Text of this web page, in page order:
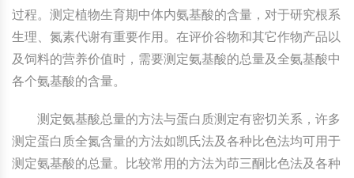
学习力教育基础知识
学习力教育专家余建祥专题
学习力教育基础知识
学习力教育专家余建祥专题
过程。测定植物生育期中体内氨基酸的含量，对于研究根系
生理、氮素代谢有重要作用。在评价谷物和其它作物产品以
及饲料的营养价值时，需要测定氨基酸的总量及全氨基酸中
各个氨基酸的含量。
测定氨基酸总量的方法与蛋白质测定有密切关系，许多
测定蛋白质全氮含量的方法如凯氏法及各种比色法均可用于
测定氨基酸的总量。比较常用的方法为茚三酮比色法及各种